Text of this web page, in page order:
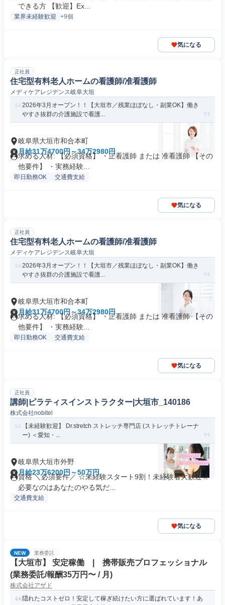
できる方 【歓迎】Ex...
業界未経験歓迎 +9個
気になる
正社員
住宅型有料老人ホームの看護師/准看護師
メディケアレジデンス岐阜大垣
2026年3月オープン！！【大垣市／残業ほぼなし・副業OK】働き
やすさ抜群の介護施設で看護...
岐阜県大垣市和合本町
月給31万4700円～34万2980円
求める人材: 【必須資格】 ・正看護師 または 准看護師 【その
他要件】 ・実務経験...
即日勤務OK 交通費支給
気になる
正社員
住宅型有料老人ホームの看護師/准看護師
メディケアレジデンス岐阜大垣
2026年3月オープン！！【大垣市／残業ほぼなし・副業OK】働き
やすさ抜群の介護施設で看護...
岐阜県大垣市和合本町
月給31万4700円～34万2980円
求める人材: 【必須資格】 ・正看護師 または 准看護師 【その
他要件】 ・実務経験...
即日勤務OK 交通費支給
気になる
正社員
講師|ピラティスインストラクター|大垣市_140186
株式会社nobitel
【未経験歓迎】 Dr.stretch ストレッチ専門店 (ストレッチトレーナ
ー) ＜愛知・...
岐阜県大垣市外野
月給23万6200円～50万円
資格 ＼必須要件／ ☆未経験スタート9割！未経験者大歓迎☆
必要なのはあなたのやる気だ...
交通費支給
気になる
NEW 業務委託
【大垣市】 安定稼働 | 携帯販売プロフェッショナル
(業務委託/報酬35万円〜 / 月)
株式会社アザド
隠れたコストゼロ！安定して稼ぎ続けたい方に選ばれています！あ